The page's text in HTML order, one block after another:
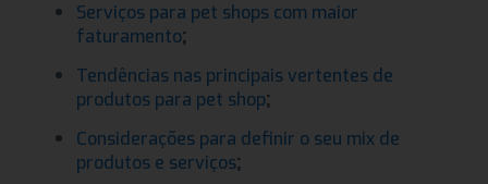
Serviços para pet shops com maior
faturamento;
Tendências nas principais vertentes de
produtos para pet shop;
Considerações para definir o seu mix de
produtos e serviços;